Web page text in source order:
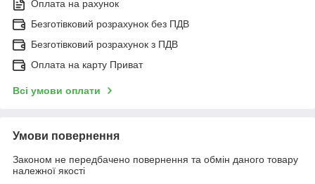
Оплата на рахунок
Безготівковий розрахунок без ПДВ
Безготівковий розрахунок з ПДВ
Оплата на карту Приват
Всі умови оплати
Умови повернення
Законом не передбачено повернення та обмін даного товару
належної якості